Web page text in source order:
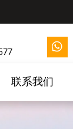
联系我们